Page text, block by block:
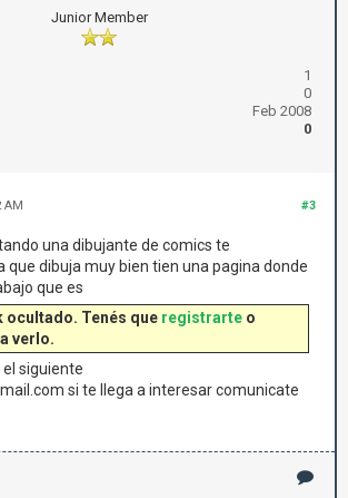
Junior Member
1
0
Feb 2008
0
#3
AM
una dibujante de comics te
que dibuja muy bien tien una pagina donde
que es
ocultado. Tenés que registrarte o
verlo.
siguiente
si te llega a interesar comunicate